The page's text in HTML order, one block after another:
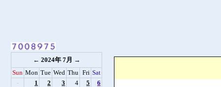
← 2024年 7月 →
Sun Mon Tue Wed Thu Fri Sat
-
1 2 3 4 5
6